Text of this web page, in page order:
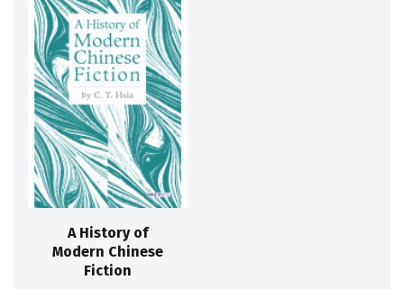
A History of
Modern Chinese
Fiction